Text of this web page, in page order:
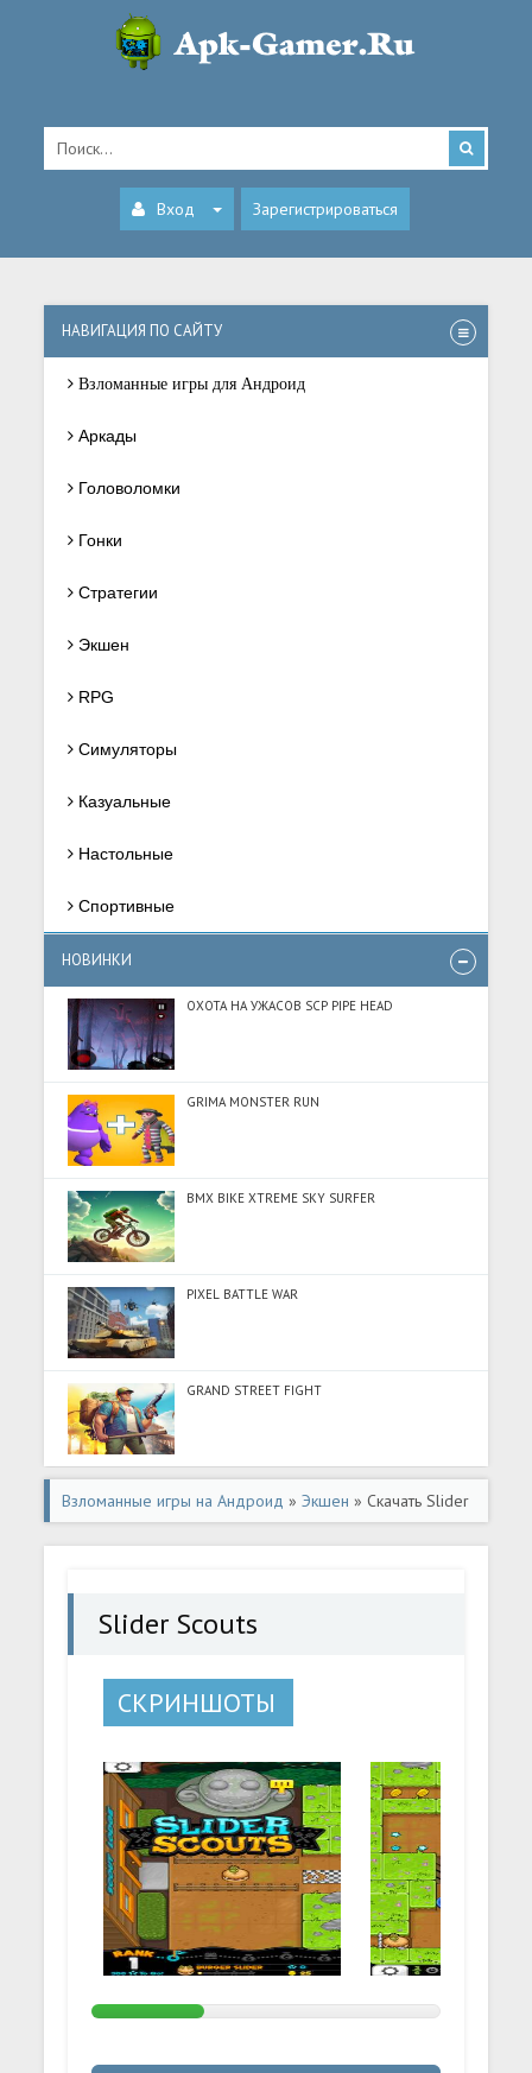
Вход Зарегистрироваться
НАВИГАЦИЯ ПО САЙТУ
Взломанные игры для Андроид
Аркады
Головоломки
Гонки
Стратегии
Экшен
RPG
Симуляторы
Казуальные
Настольные
Спортивные
НОВИНКИ
ОХОТА НА УЖАСОВ SCP PIPE HEAD
GRIMA MONSTER RUN
BMX BIKE XTREME SKY SURFER
PIXEL BATTLE WAR
GRAND STREET FIGHT
Взломанные игры на Андроид »Экшен » Скачать Slider
Scouts (Много денег) на Андроид
Slider Scouts
СКРИНШОТЫ